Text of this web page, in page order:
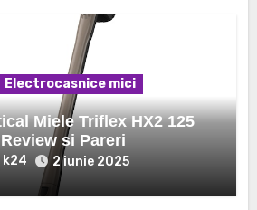
Electrocasnice mici
Miele Triflex HX2 125
si Pareri
k24 2 iunie 2025